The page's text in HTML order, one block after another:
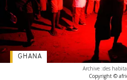
Archive :des
Copyright ©
GHANA